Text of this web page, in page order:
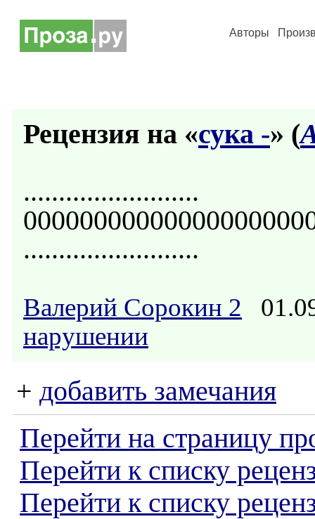
Авторы
Рецензия на «сука -» (
.........................
.........................
Валерий Сорокин 2
нарушении
+ добавить замечания
Перейти на страницу
Перейти к списку
Перейти к списку